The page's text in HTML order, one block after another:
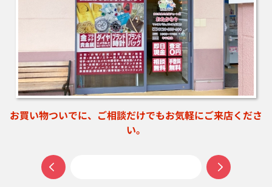
お買い物ついでに、ご相談だけでもお気軽にご来店くださ
い。